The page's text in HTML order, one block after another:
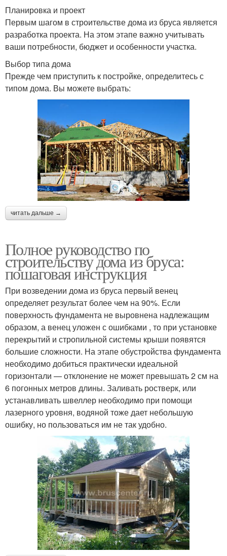
Планировка и проект
Первым шагом в строительстве дома из бруса является
разработка проекта. На этом этапе важно учитывать
ваши потребности, бюджет и особенности участка.
Выбор типа дома
Прежде чем приступить к постройке, определитесь с
типом дома. Вы можете выбрать:
читать дальше →
Полное руководство по
строительству дома из бруса:
пошаговая инструкция
При возведении дома из бруса первый венец
определяет результат более чем на 90%. Если
поверхность фундамента не выровнена надлежащим
образом, а венец уложен с ошибками , то при установке
перекрытий и стропильной системы крыши появятся
большие сложности. На этапе обустройства фундамента
необходимо добиться практически идеальной
горизонтали — отклонение не может превышать 2 см на
6 погонных метров длины. Заливать ростверк, или
устанавливать швеллер необходимо при помощи
лазерного уровня, водяной тоже дает небольшую
ошибку, но пользоваться им не так удобно.